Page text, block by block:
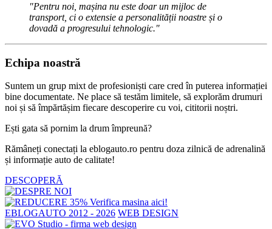
"Pentru noi, mașina nu este doar un mijloc de
transport, ci o extensie a personalității noastre și o
dovadă a progresului tehnologic."
Echipa noastră
Suntem un grup mixt de profesioniști care cred în puterea informației
bine documentate. Ne place să testăm limitele, să explorăm drumuri
noi și să împărtășim fiecare descoperire cu voi, cititorii noștri.
Ești gata să pornim la drum împreună?
Rămâneți conectați la eblogauto.ro pentru doza zilnică de adrenalină
și informație auto de calitate!
DESCOPERĂ
EBLOGAUTO 2012 - 2026 WEB DESIGN